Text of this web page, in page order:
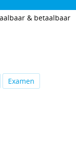
& betaalbaar
Examen